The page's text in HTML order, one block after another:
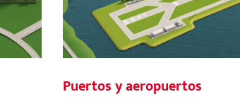
Puertos y aeropuertos